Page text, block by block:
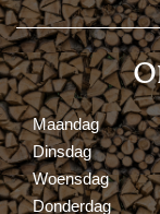
Maandag
Dinsdag
Woensdag
Donderdag